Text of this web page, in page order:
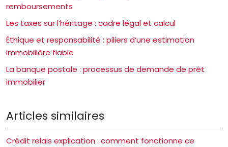
remboursements
Les taxes sur l’héritage : cadre légal et calcul
Éthique et responsabilité : piliers d’une estimation
immobilière fiable
La banque postale : processus de demande de prêt
immobilier
Articles similaires
Crédit relais explication : comment fonctionne ce